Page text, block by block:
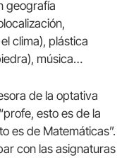
geografía
clima), plástica
música…
de la optativa
esto es de la
es de Matemáticas”.
con las asignaturas